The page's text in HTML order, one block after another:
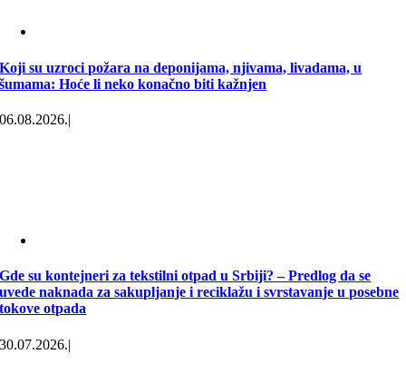
Koji su uzroci požara na deponijama, njivama, livadama, u
šumama: Hoće li neko konačno biti kažnjen
06.08.2026.|
Gde su kontejneri za tekstilni otpad u Srbiji? – Predlog da se
uvede naknada za sakupljanje i reciklažu i svrstavanje u posebne
tokove otpada
30.07.2026.|